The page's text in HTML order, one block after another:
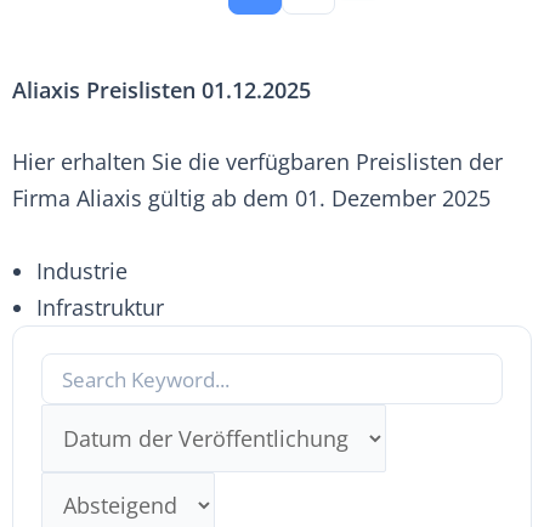
Aliaxis Preislisten 01.12.2025
Hier erhalten Sie die verfügbaren Preislisten der
Firma Aliaxis gültig ab dem 01. Dezember 2025
Industrie
Infrastruktur